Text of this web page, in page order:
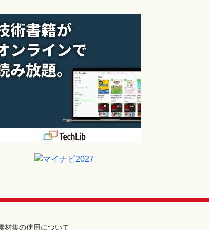
材集の使用について